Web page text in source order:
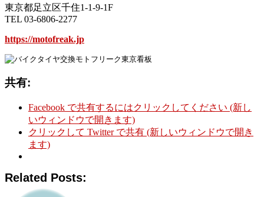
東京都足立区千住1-1-9-1F
TEL 03-6806-2277
https://motofreak.jp
共有:
Facebook で共有するにはクリックしてください (新し
いウィンドウで開きます)
クリックして Twitter で共有 (新しいウィンドウで開き
ます)
Related Posts: